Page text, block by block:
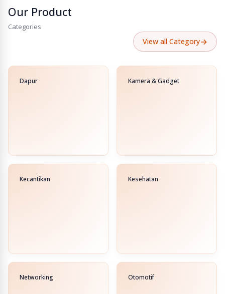
Our Product
Categories
View all Category→
Dapur Kamera & Gadget
Kecantikan Kesehatan
Networking Otomotif